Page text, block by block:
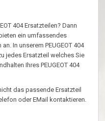
404 Ersatzteilen? Dann
ein umfassendes
In unserem PEUGEOT 404
jedes Ersatzteil welches Sie
Ihres PEUGEOT 404
das passende Ersatzteil
oder EMail kontaktieren.